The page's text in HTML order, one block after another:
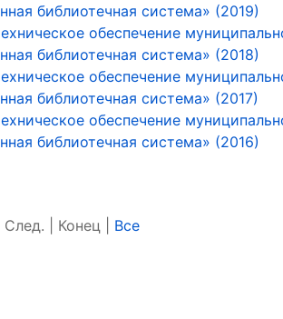
библиотечная система» (2019)
обеспечение
библиотечная система» (2018)
обеспечение
библиотечная система» (2017)
обеспечение
библиотечная система» (2016)
| След. | Конец Все